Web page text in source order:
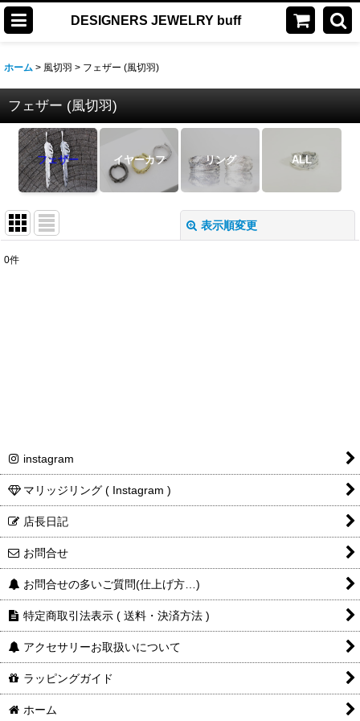
DESIGNERS JEWELRY buff
ホーム > 風切羽 > フェザー (風切羽)
フェザー (風切羽)
フェザー イヤーカフ リング ALL
表示順変更
0件
instagram
マリッジリング ( Instagram )
店長日記
お問合せ
お問合せの多いご質問(仕上げ方…)
特定商取引法表示 ( 送料・決済方法 )
アクセサリーお取扱いについて
ラッピングガイド
ホーム